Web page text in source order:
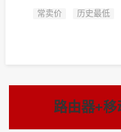
常卖价 历史最低
路由器+移